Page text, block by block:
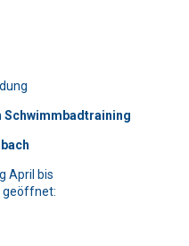
bist und wähle das
bist und wähle das
Schwimmbadtraining
April bis
geöffnet: